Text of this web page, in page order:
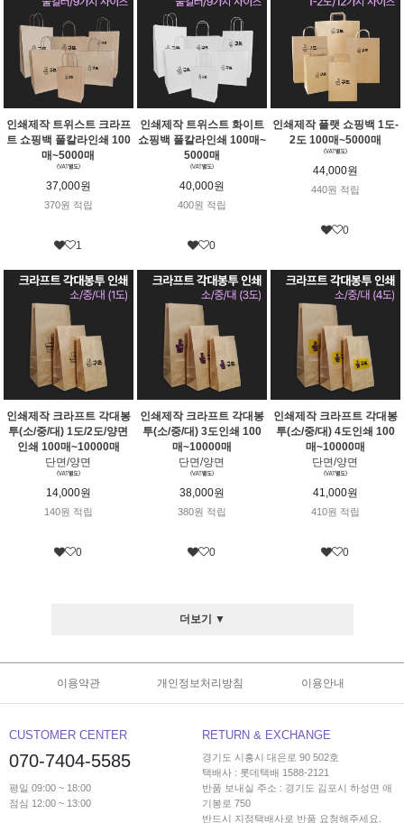
인쇄제작 트위스트 크라프
트 쇼핑백 풀칼라인쇄 100
매~5000매
37,000원
370원 적립
1
인쇄제작 트위스트 화이트
쇼핑백 풀칼라인쇄 100매~
5000매
40,000원
400원 적립
0
인쇄제작 플랫 쇼핑백 1도-
2도 100매~5000매
44,000원
440원 적립
0
인쇄제작 크라프트 각대봉
투(소/중/대) 1도/2도/양면
인쇄 100매~10000매
단면/양면
14,000원
140원 적립
0
인쇄제작 크라프트 각대봉
투(소/중/대) 3도인쇄 100
매~10000매
단면/양면
38,000원
380원 적립
0
인쇄제작 크라프트 각대봉
투(소/중/대) 4도인쇄 100
매~10000매
단면/양면
41,000원
410원 적립
0
더보기 ▼
이용약관 개인정보처리방침 이용안내
CUSTOMER CENTER
070-7404-5585
평일 09:00 ~ 18:00
점심 12:00 ~ 13:00
RETURN & EXCHANGE
경기도 시흥시 대은로 90 502호
택배사 : 롯데택배 1588-2121
반품 보내실 주소 : 경기도 김포시 하성면 애
기봉로 750
반드시 지정택배사로 반품 요청해주세요.